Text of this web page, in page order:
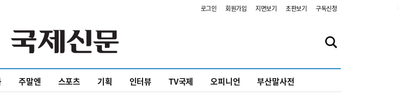
로그인 회원가입 지면보기 초판보기 구독신청
주말엔 스포츠 기획 인터뷰 TV국제 오피니언 부산말사전